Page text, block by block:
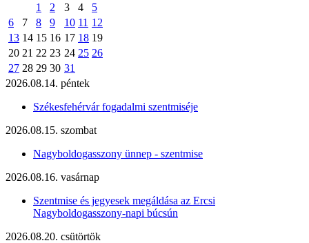
1
2 3 4
5
6
7 8 9 10 11 12
13 14 15 16 17 18 19
20 21 22 23 24 25 26
27 28 29 30 31
2026.08.14. péntek
Székesfehérvár fogadalmi szentmiséje
2026.08.15. szombat
Nagyboldogasszony ünnep - szentmise
2026.08.16. vasárnap
Szentmise és jegyesek megáldása az Ercsi
Nagyboldogasszony-napi búcsún
2026.08.20. csütörtök